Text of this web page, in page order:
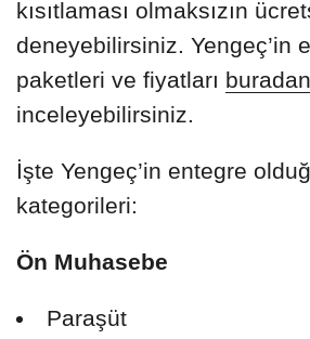
kısıtlaması olmaksızın
deneyebilirsiniz. Yengeç’in
paketleri ve fiyatları buradan
inceleyebilirsiniz.
İşte Yengeç’in entegre
kategorileri:
Ön Muhasebe
Paraşüt